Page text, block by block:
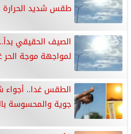
طقس شديد الحرارة
الصيف الحقيقي
لمواجهة موجة الحر
جوية والمحسوسة